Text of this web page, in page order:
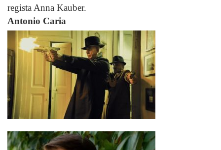
regista Anna Kauber.
Antonio Caria